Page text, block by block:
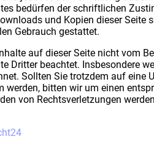
bedürfen der schriftlichen
und Kopien dieser Seite
Gebrauch gestattet.
auf dieser Seite nicht vom
Dritter beachtet. Insbesondere
Sollten Sie trotzdem auf eine
werden, bitten wir um einen
von Rechtsverletzungen